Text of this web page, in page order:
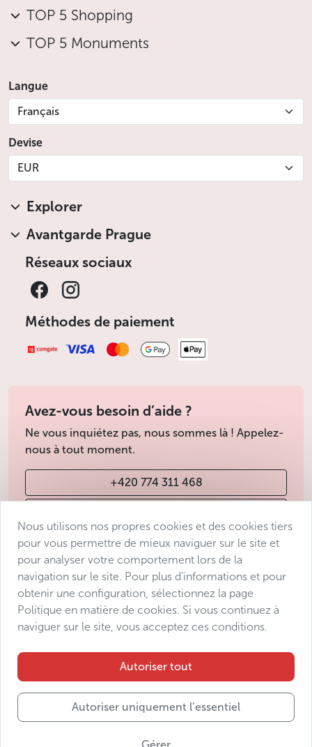
TOP 5 Shopping
TOP 5 Monuments
Langue
Français
Devise
EUR
Explorer
Avantgarde Prague
Réseaux sociaux
Méthodes de paiement
Avez-vous besoin d’aide ?
Ne vous inquiétez pas, nous sommes là ! Appelez-
nous à tout moment.
+420 774 311 468
Conditions de vente
Protection des données
Déclaration d’accessibilité
Manage consent
Nous utilisons nos propres cookies et des cookies tiers
pour vous permettre de mieux naviguer sur le site et
pour analyser votre comportement lors de la
navigation sur le site. Pour plus d’informations et pour
obtenir une configuration, sélectionnez la page
Politique en matière de cookies. Si vous continuez à
naviguer sur le site, vous acceptez ces conditions.
Autoriser tout
Autoriser uniquement l’essentiel